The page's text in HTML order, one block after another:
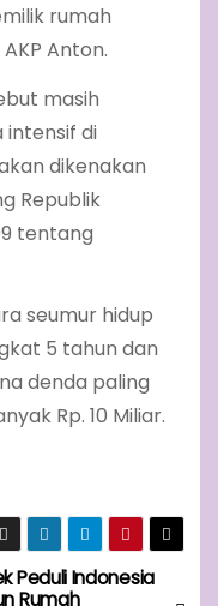
rumah
Anton.
masih
intensif di
dikenakan
Republik
tentang
seumur hidup
5 tahun dan
denda paling
Rp. 10 Miliar.
Peduli Indonesia
Rumah